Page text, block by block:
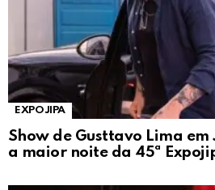
EXPOJIPA
Show de Gusttavo Lima
a maior noite da 45ª